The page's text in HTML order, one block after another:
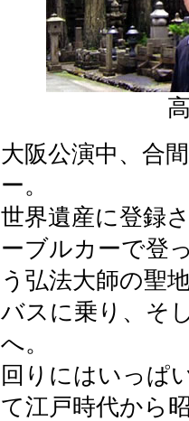
大阪公演中、合
ー。
世界遺産に登録
ーブルカーで登
う弘法大師の聖
バスに乗り、そ
へ。
回りにはいっぱ
て江戸時代から